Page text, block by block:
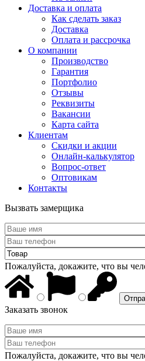
Доставка и оплата
Как сделать заказ
Доставка
Оплата и рассрочка
О компании
Производство
Гарантия
Портфолио
Отзывы
Реквизиты
Вакансии
Карта сайта
Клиентам
Скидки и акции
Онлайн-калькулятор
Вопрос-ответ
Оптовикам
Контакты
Вызвать замерщика
Пожалуйста, докажите, что вы
Заказать звонок
Пожалуйста, докажите, что вы